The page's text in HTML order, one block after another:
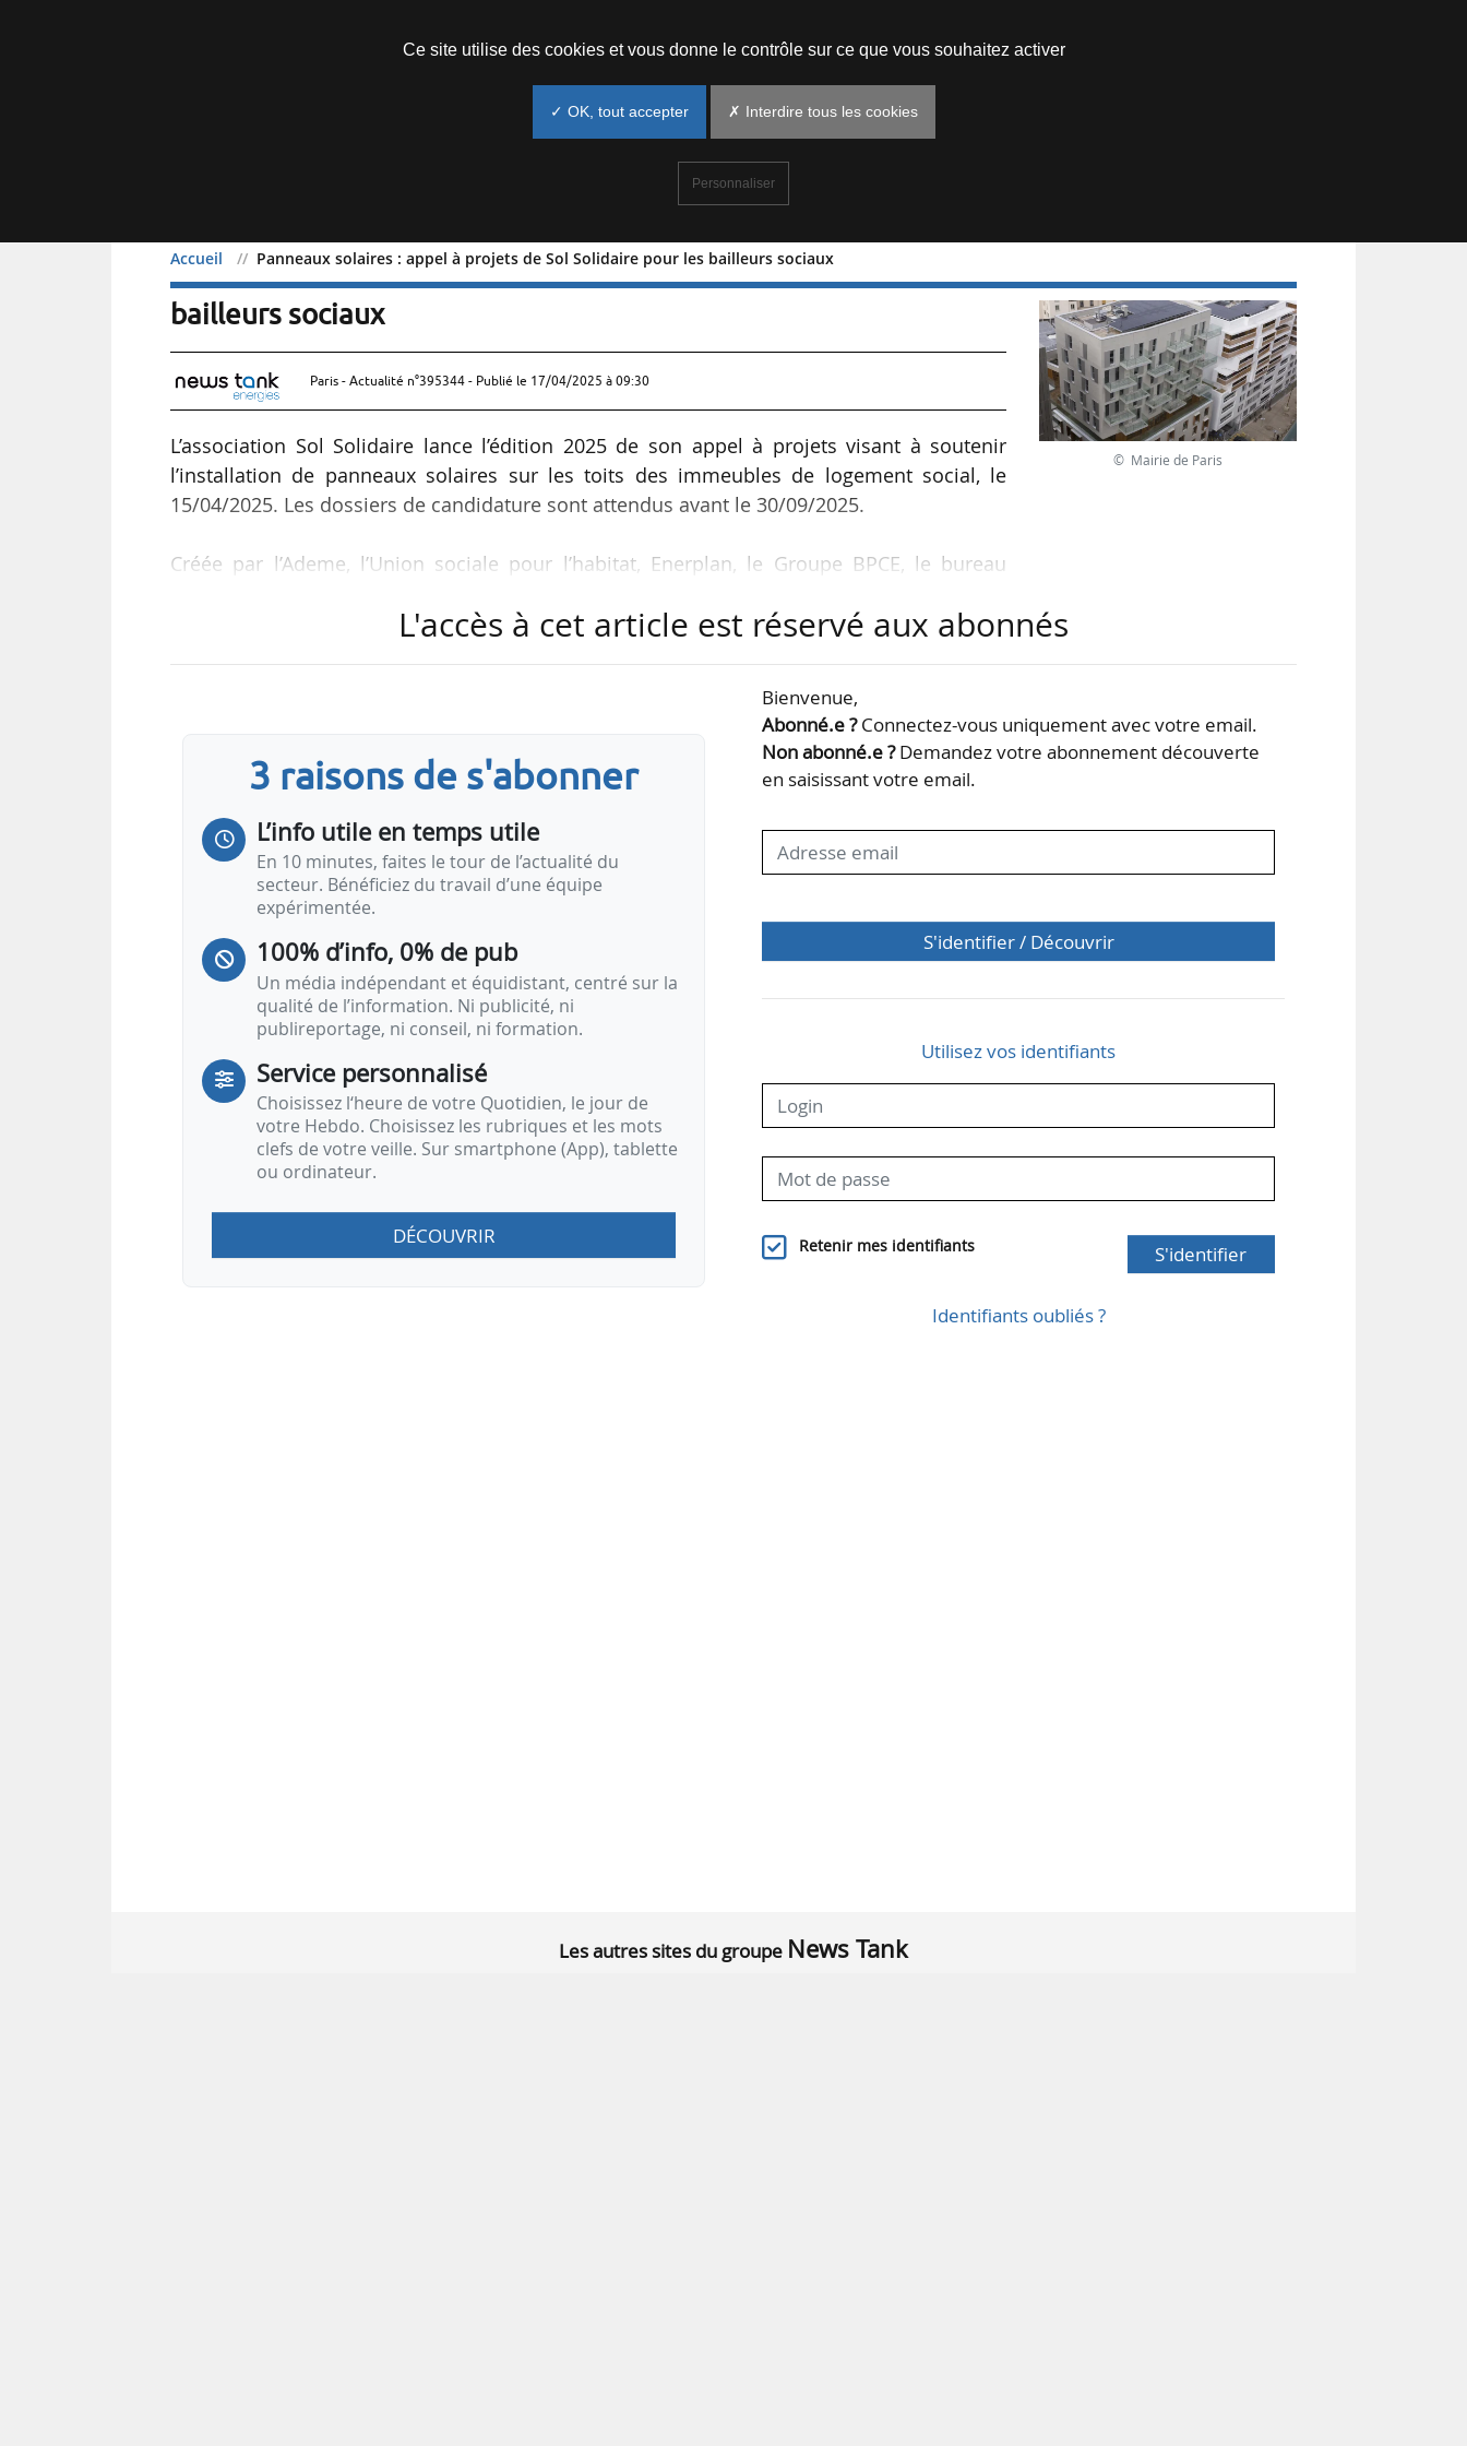
Accueil Panneaux solaires : appel à projets de Sol Solidaire pour les bailleurs sociaux
Panneaux solaires : appel à projets de Sol Solidaire pour les
bailleurs sociaux
Paris - Actualité n°395344 - Publié le 17/04/2025 à 09:30
L’association Sol Solidaire lance l’édition 2025 de son appel à projets visant à soutenir
l’installation de panneaux solaires sur les toits des immeubles de logement social, le
15/04/2025. Les dossiers de candidature sont attendus avant le 30/09/2025.
Créée par l’Ademe, l’Union sociale pour l’habitat, Enerplan, le Groupe BPCE, le bureau
lutter contre la précarité énergétique, en s’assurant de la redistribution à titre gratuit de
• les acteurs du logement social en France métropolitaine et en outre-mer ;
© Mairie de Paris
L'accès à cet article est réservé aux abonnés
3 raisons de s'abonner
L’info utile en temps utile
En 10 minutes, faites le tour de l’actualité du
secteur. Bénéficiez du travail d’une équipe
expérimentée.
100% d’info, 0% de pub
Un média indépendant et équidistant, centré sur la
qualité de l’information. Ni publicité, ni
publireportage, ni conseil, ni formation.
Service personnalisé
Choisissez l‘heure de votre Quotidien, le jour de
votre Hebdo. Choisissez les rubriques et les mots
clefs de votre veille. Sur smartphone (App), tablette
ou ordinateur.
DÉCOUVRIR
Bienvenue,
Abonné.e ?Connectez-vous uniquement avec votre email.
Non abonné.e ?Demandez votre abonnement découverte
en saisissant votre email.
S'identifier / Découvrir
Utilisez vos identifiants
Retenir mes identifiants S'identifier
Identifiants oubliés ?
Les autres sites du groupe News Tank
Ce site utilise des cookies et vous donne le contrôle sur ce que vous souhaitez activer
✓ OK, tout accepter ✗ Interdire tous les cookies
Personnaliser